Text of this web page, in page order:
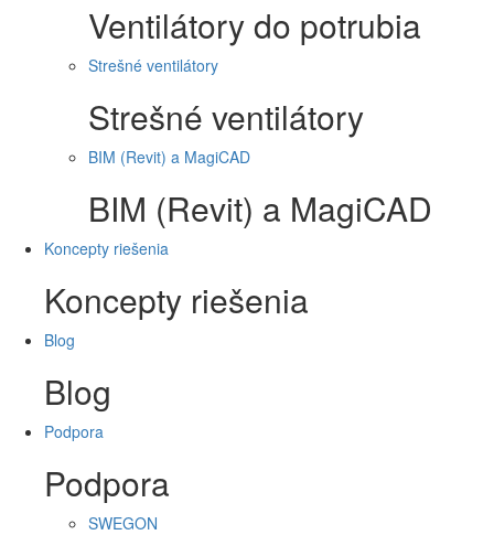
Ventilátory do potrubia
Strešné ventilátory
Strešné ventilátory
BIM (Revit) a MagiCAD
BIM (Revit) a MagiCAD
Koncepty riešenia
Koncepty riešenia
Blog
Blog
Podpora
Podpora
SWEGON